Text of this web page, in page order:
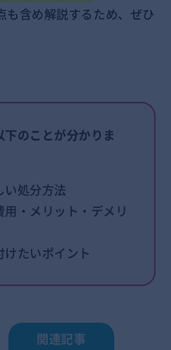
も含め解説するため、ぜひ
のことが分かりま
い処分方法
用・メリット・デメリ
けたいポイント